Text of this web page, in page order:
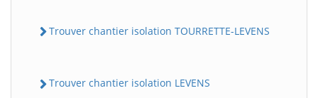
Trouver chantier isolation TOURRETTE-LEVENS
Trouver chantier isolation LEVENS